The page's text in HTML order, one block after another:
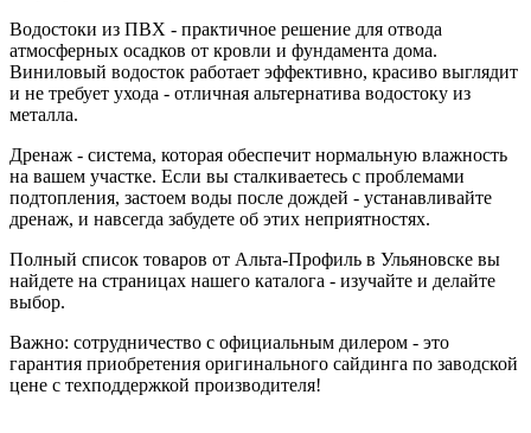
Водостоки из ПВХ - практичное решение для отвода
атмосферных осадков от кровли и фундамента дома.
Виниловый водосток работает эффективно, красиво выглядит
и не требует ухода - отличная альтернатива водостоку из
металла.
Дренаж - система, которая обеспечит нормальную влажность
на вашем участке. Если вы сталкиваетесь с проблемами
подтопления, застоем воды после дождей - устанавливайте
дренаж, и навсегда забудете об этих неприятностях.
Полный список товаров от Альта-Профиль в Ульяновске вы
найдете на страницах нашего каталога - изучайте и делайте
выбор.
Важно: сотрудничество с официальным дилером - это
гарантия приобретения оригинального сайдинга по заводской
цене с техподдержкой производителя!